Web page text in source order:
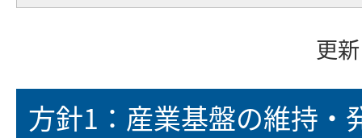
更
方針1：産業基盤の維持・